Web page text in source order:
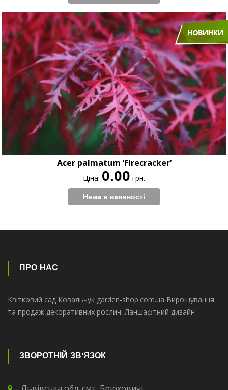
Acer palmatum ’Firecracker’
Ціна: 0.00 грн.
ПРО НАС
Квітковий сад Ковальчук garden-shop.com.ua Вирощування
та продаж декоративних рослин. Ланшафтний дизайн
ЗВОРОТНІЙ ЗВ'ЯЗОК